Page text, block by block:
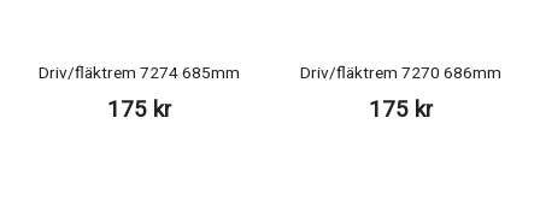
Driv/fläktrem 7274 685mm
175 kr
Driv/fläktrem 7270 686mm
175 kr